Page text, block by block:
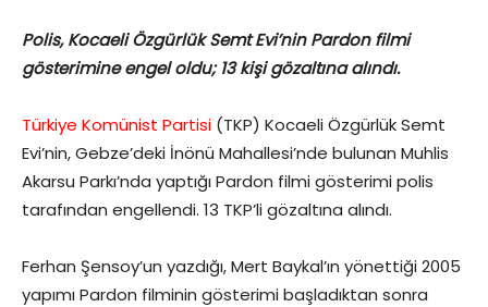
Polis, Kocaeli Özgürlük Semt Evi’nin Pardon filmi
gösterimine engel oldu; 13 kişi gözaltına alındı.
Türkiye Komünist Partisi (TKP) Kocaeli Özgürlük Semt
Evi’nin, Gebze’deki İnönü Mahallesi’nde bulunan Muhlis
Akarsu Parkı’nda yaptığı Pardon filmi gösterimi polis
tarafından engellendi. 13 TKP’li gözaltına alındı.
Ferhan Şensoy’un yazdığı, Mert Baykal’ın yönettiği 2005
yapımı Pardon filminin gösterimi başladıktan sonra